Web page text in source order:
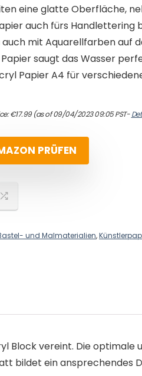
eine glatte Oberfläche,
auch fürs Handlettering
auch mit Aquarellfarben auf
saugt das Wasser
Papier A4 für
€17.99(as of 09/04/2023 09:05 PST-
PRÜFEN
und Malmaterialien,
Block vereint. Die
bildet ein ansprechendes